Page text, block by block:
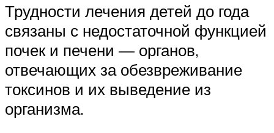
Трудности лечения детей до года
связаны с недостаточной функцией
почек и печени — органов,
отвечающих за обезвреживание
токсинов и их выведение из
организма.